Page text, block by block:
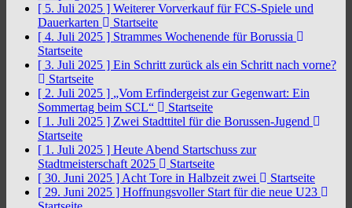
[ 5. Juli 2025 ] Weiterer Vorverkauf für FCS-Spiele und
Dauerkarten
Startseite
[ 4. Juli 2025 ] Strammes Wochenende für Borussia
Startseite
[ 3. Juli 2025 ] Ein Schritt zurück als ein Schritt nach vorne?
Startseite
[ 2. Juli 2025 ] „Vom Erfindergeist zur Gegenwart: Ein
Sommertag beim SCL“
Startseite
[ 1. Juli 2025 ] Zwei Stadttitel für die Borussen-Jugend
Startseite
[ 1. Juli 2025 ] Heute Abend Startschuss zur
Stadtmeisterschaft 2025
Startseite
[ 30. Juni 2025 ] Acht Tore in Halbzeit zwei
Startseite
[ 29. Juni 2025 ] Hoffnungsvoller Start für die neue U23